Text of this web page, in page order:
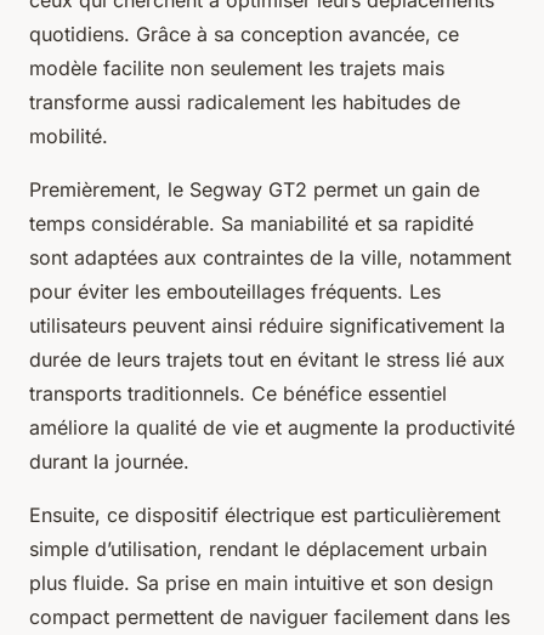
quotidiens. Grâce à sa conception avancée, ce
modèle facilite non seulement les trajets mais
transforme aussi radicalement les habitudes de
mobilité.
Premièrement, le Segway GT2 permet un gain de
temps considérable. Sa maniabilité et sa rapidité
sont adaptées aux contraintes de la ville, notamment
pour éviter les embouteillages fréquents. Les
utilisateurs peuvent ainsi réduire significativement la
durée de leurs trajets tout en évitant le stress lié aux
transports traditionnels. Ce bénéfice essentiel
améliore la qualité de vie et augmente la productivité
durant la journée.
Ensuite, ce dispositif électrique est particulièrement
simple d’utilisation, rendant le déplacement urbain
plus fluide. Sa prise en main intuitive et son design
compact permettent de naviguer facilement dans les